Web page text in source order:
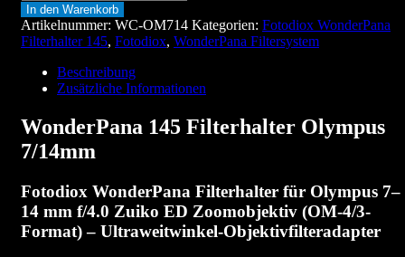
In den Warenkorb
Artikelnummer: WC-OM714 Kategorien: Fotodiox WonderPana
Filterhalter 145, Fotodiox, WonderPana Filtersystem
Beschreibung
Zusätzliche Informationen
WonderPana 145 Filterhalter Olympus
7/14mm
Fotodiox WonderPana Filterhalter für Olympus 7–
14 mm f/4.0 Zuiko ED Zoomobjektiv (OM-4/3-
Format) – Ultraweitwinkel-Objektivfilteradapter